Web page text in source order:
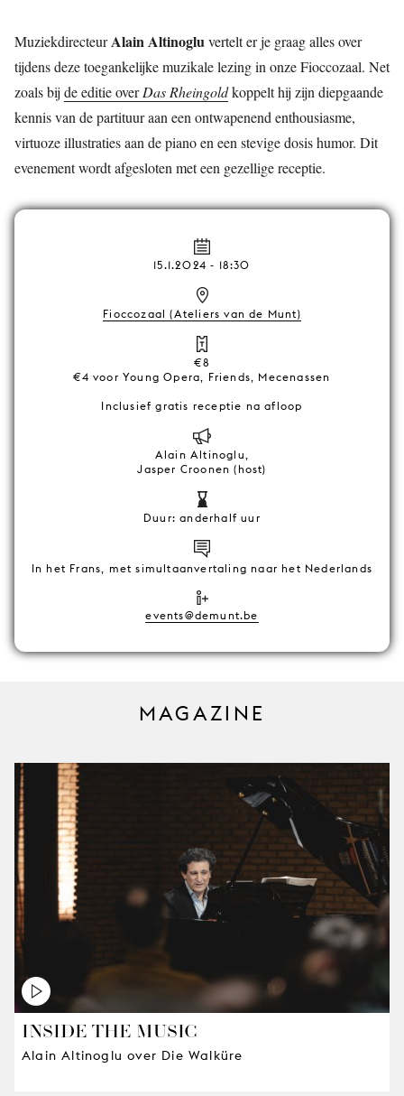
MuziekdirecteurAlain Altinogluvertelt er je graag alles over
tijdens deze toegankelijke muzikale lezing in onze Fioccozaal. Net
zoals bij de editie overDas Rheingoldkoppelt hij zijn diepgaande
kennis van de partituur aan een ontwapenend enthousiasme,
virtuoze illustraties aan de piano en een stevige dosis humor. Dit
evenement wordt afgesloten met een gezellige receptie.
15.1.2024 - 18:30
Fioccozaal (Ateliers van de Munt)
€8
€4 voor Young Opera, Friends, Mecenassen
Inclusief gratis receptie na afloop
Alain Altinoglu,
Jasper Croonen (host)
Duur: anderhalf uur
In het Frans, met simultaanvertaling naar het Nederlands
events@demunt.be
MAGAZINE
INSIDE THE MUSIC
Alain Altinoglu over Die Walküre